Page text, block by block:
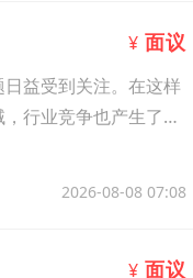
¥ 面议
益受到关注。在这样
行业竞争也产生了质
2026-08-08 07:08
¥ 面议